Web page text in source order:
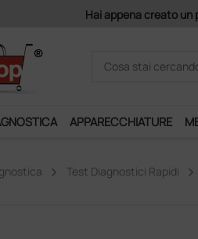
Hai appena creato un profilo? Con
APPARECCHIATURE
Test Diagnostici Rapidi